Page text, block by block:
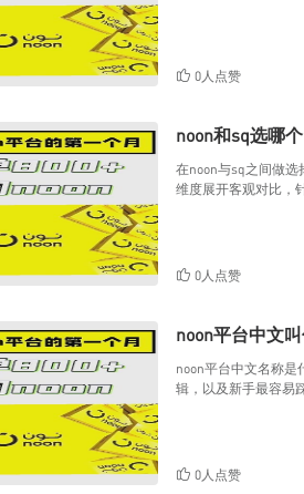
0人点赞
noon和sq选哪
在noon与sq之间做选
维度展开客观对比，
0人点赞
noon平台中文
noon平台中文名称是
辑，以及新手最容易
0人点赞